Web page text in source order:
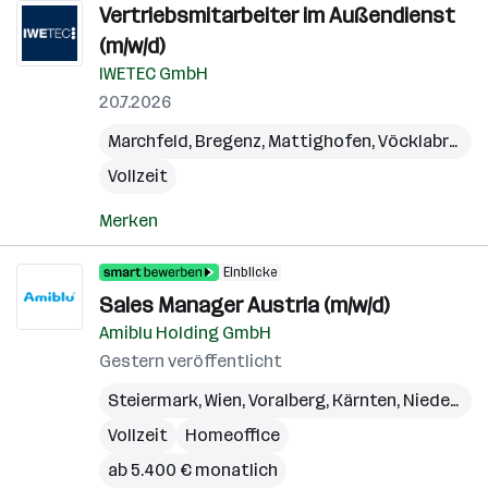
Vertriebsmitarbeiter im Außendienst
(m/w/d)
IWETEC GmbH
20.7.2026
Marchfeld, Bregenz, Mattighofen,Vöcklabruck
Vollzeit
Merken
Einblicke
Sales Manager Austria (m/w/d)
Amiblu Holding GmbH
Gestern veröffentlicht
Steiermark,Wien,Voralberg, Kärnten, Niederösterreich
Vollzeit
Homeoffice
ab 5.400 € monatlich